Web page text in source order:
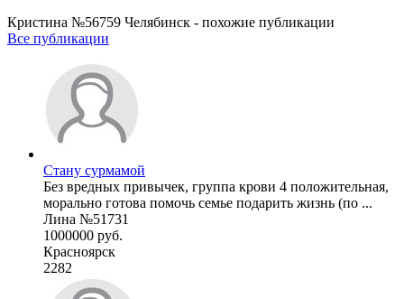
Кристина №56759 Челябинск - похожие публикации
Все публикации
Стану сурмамой
Без вредных привычек, группа крови 4 положительная,
морально готова помочь семье подарить жизнь (по ...
Лина №51731
1000000 руб.
Красноярск
2282